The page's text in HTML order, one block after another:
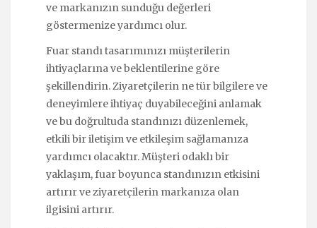
ve markanızın sunduğu değerleri
göstermenize yardımcı olur.
Fuar standı tasarımınızı müşterilerin
ihtiyaçlarına ve beklentilerine göre
şekillendirin. Ziyaretçilerin ne tür bilgilere ve
deneyimlere ihtiyaç duyabileceğini anlamak
ve bu doğrultuda standınızı düzenlemek,
etkili bir iletişim ve etkileşim sağlamanıza
yardımcı olacaktır. Müşteri odaklı bir
yaklaşım, fuar boyunca standınızın etkisini
artırır ve ziyaretçilerin markanıza olan
ilgisini artırır.